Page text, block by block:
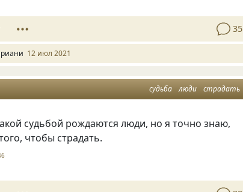
35
12 июл 2021
судьба люди страдать
судьбой рождаются люди, но я точно знаю,
чтобы страдать.